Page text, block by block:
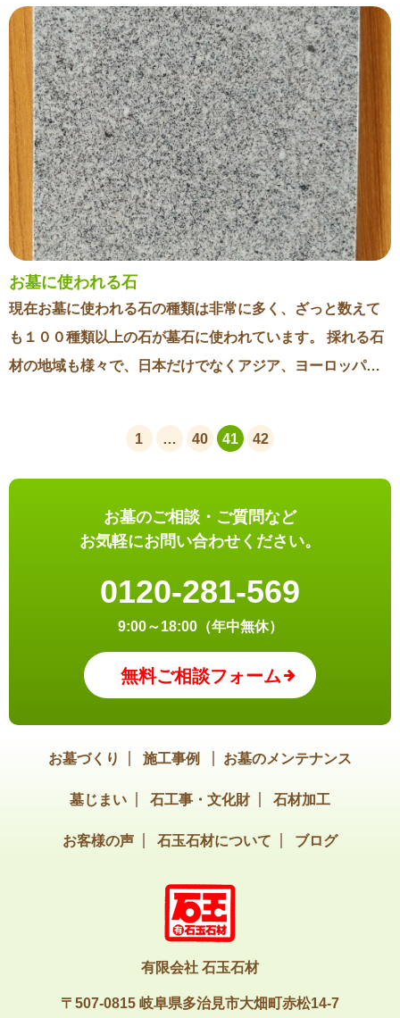
骨は土へ還りにくいです。ただあくまでも昔の人がお骨を
土に還してあげることを望んで行ったことには変わりはあ
りません） したがってこの地域では納骨のスペースの底側
はコンクリートがむき出しになっていません。 あくまでも
「お骨が自然に還るように」と土や川砂が敷いてありま
す。 地域によって異なる納骨方法 ただ納骨の方法は地域に
よって異なります。 地域によっては骨壺のまま納骨をしま
す。 例えば関東の方では骨壺のまま納骨をします。 また関
東地域では全てのお骨を拾って骨壺に納めますので、骨壺
のサイズがこの地域と比べて大きいです。（多治見市周辺
では全てのお骨は拾わずに一部のみ収骨します） それでい
て骨壺のままお墓に納めますので、納骨をするスペースが
とても大きくなっているのです。 地域によるお墓の違い 納
お墓の形も全国では大きく異なるのですのが、その原因の
１つが納骨の方法が違うのが挙げられます。 納骨をする機
会は人生でそんなに多くは無いと思いますが、それを深掘
りして、「どうしてそのようにやるのだろう？」と考える
と、ちゃんと理由があるものなのです。 石材店として供養
たいと思います！
オンライン会議に参加しました。 私としても社長が発言す
るたびに「ミュートを解除できているか」 発言が終わると
「ミュートにしたか」などハラハラしながら隣で作業をし
ていました。 もう皆さんそろそろオンライン会議に慣れて
きてる頃だとは思いますが、社長はまだ一人でやるには不
安のようです。 ゴールデンウィークに行われる会議にも私
に手伝うように依頼しました。 社長のオンライン会議の為
に休日も会社に出勤しないといけないのは正直辛いです
が、今後社長が一人でパソコンを使いこなせるようになる
までは付き合っていかないといけないですね。 オンライン
会議が当たり前となったことで、今まで聞くことが出来な
リアルを大事にしないといけないのはもちろんですが、時
わると心なしか満足そうでした(笑)
お墓に使われる石
現在お墓に使われる石の種類は非常に多く、ざっと数えて
も１００種類以上の石が墓石に使われています。 採れる石
材の地域も様々で、日本だけでなくアジア、ヨーロッパ、
海地方でよく使用される石 弊社がある多治見市周辺では昔
から岡崎の石がよく墓石に利用されてきました。 岡崎は石
の産地として全国でも有名で、日本の石材の三大産地のひ
とつです。 岡崎の石は目が細かく、グレー色が特徴です。
したがって昔から多治見市や土岐市周辺のお墓は目の細か
ーの目の細かい石が好まれます。 地域によっては一般的に
黒い石がお墓に利用されるところもありますが、多治見市
や土岐市周辺ではお墓と言えば白やグレーの石と認識して
いる方が多いです。 利用される石の地域 上記のようにもと
４０年頃になると外国の石が利用されるようになりまし
た。 日本でのお墓の建立数の増加に伴って、日本の石だけ
た。 それ以降は徐々に海外の石を利用する割合が増えてい
した。特に中国やインドの石は最も多く利用されていま
す。 加工に関しても日本から韓国、韓国から中国と言った
ように時代と共に移り変わっていきました。 一方でここ数
年は「価値のあるお墓を建立したい」と考えるお施主様が
1 … 40 41 42
お墓のご相談・ご質問など
お気軽にお問い合わせください。
0120-281-569
9:00～18:00（年中無休）
無料ご相談フォーム
お墓づくり 施工事例 お墓のメンテナンス
墓じまい 石工事・文化財 石材加工
お客様の声 石玉石材について ブログ
有限会社 石玉石材
〒507-0815 岐阜県多治見市大畑町赤松14-7